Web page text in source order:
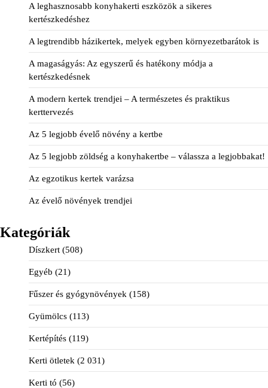
A leghasznosabb konyhakerti eszközök a sikeres
kertészkedéshez
A legtrendibb házikertek, melyek egyben környezetbarátok is
A magaságyás: Az egyszerű és hatékony módja a
kertészkedésnek
A modern kertek trendjei – A természetes és praktikus
kerttervezés
Az 5 legjobb évelő növény a kertbe
Az 5 legjobb zöldség a konyhakertbe – válassza a legjobbakat!
Az egzotikus kertek varázsa
Az évelő növények trendjei
Kategóriák
Díszkert (508)
Egyéb (21)
Fűszer és gyógynövények (158)
Gyümölcs (113)
Kertépítés (119)
Kerti ötletek (2 031)
Kerti tó (56)